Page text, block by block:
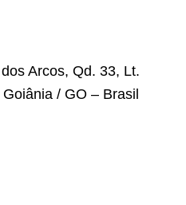
Arcos, Qd. 33, Lt.
/ GO – Brasil